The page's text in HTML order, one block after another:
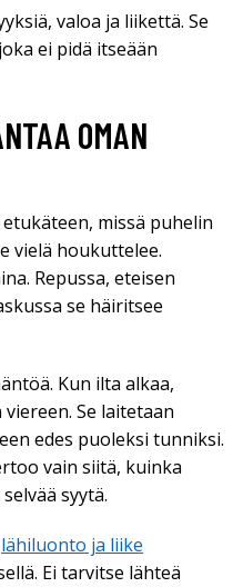
valoa ja liikettä. Se
ei pidä itseään
OMAN
missä puhelin
vielä houkuttelee.
Repussa, eteisen
se häiritsee
Kun ilta alkaa,
Se laitetaan
edes puoleksi tunniksi.
vain siitä, kuinka
syytä.
lähiluonto ja liike
Ei tarvitse lähteä